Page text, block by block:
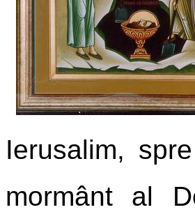
Ierusalim,
mormânt al